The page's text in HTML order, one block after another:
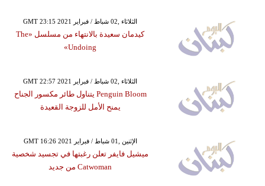
GMT 23:15 2021 الثلاثاء ,02 شباط / فبراير
كيدمان سعيدة بالانتهاء من مسلسل «The
Undoing»
GMT 22:57 2021 الثلاثاء ,02 شباط / فبراير
Penguin Bloom يتناول طائر مكسور الجناح
يمنح الأمل للزوجة القعيدة
GMT 16:26 2021 الإثنين ,01 شباط / فبراير
ميشيل فايفر تعلن رغبتها في تجسيد شخصية
Catwoman من جديد